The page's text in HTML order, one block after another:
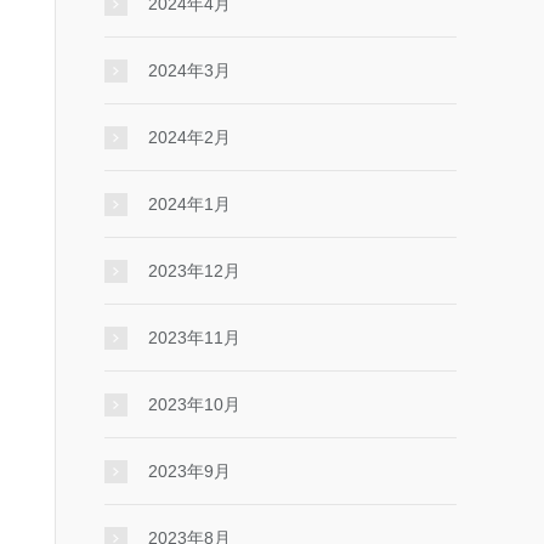
2024年3月
2024年2月
2024年1月
2023年12月
2023年11月
2023年10月
2023年9月
2023年8月